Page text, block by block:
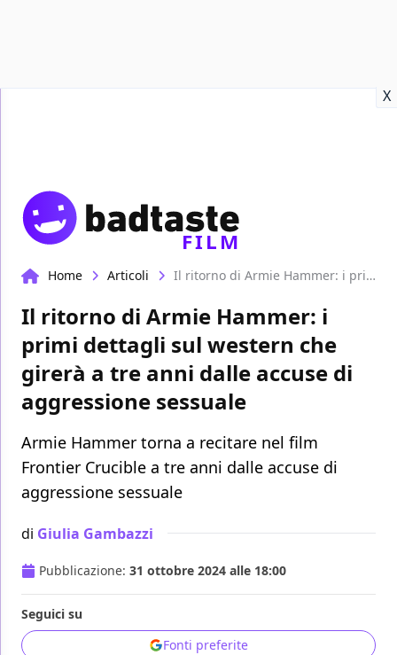
X
FILM
Home Articoli Il ritorno di Armie Hammer: i primi dettagli sul western che girerà a tre anni dalle accuse di aggressione sessuale
Il ritorno di Armie Hammer: i
primi dettagli sul western che
girerà a tre anni dalle accuse di
aggressione sessuale
Armie Hammer torna a recitare nel film
Frontier Crucible a tre anni dalle accuse di
aggressione sessuale
di Giulia Gambazzi
Pubblicazione: 31 ottobre 2024 alle 18:00
Seguici su
Fonti preferite